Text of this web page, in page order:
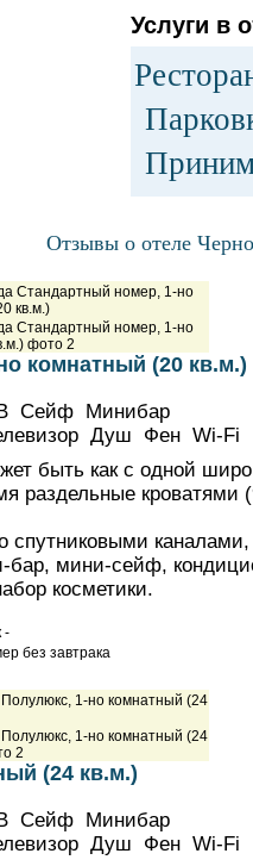
Услуги в
Отзывы о отеле
комнатный (20 кв.м.)
Сейф Минибар
Душ Фен Wi-Fi
быть как с одной
раздельные кроватями
спутниковыми
бар, мини-сейф,
косметики.
-
без завтрака
(24 кв.м.)
Сейф Минибар
Душ Фен Wi-Fi